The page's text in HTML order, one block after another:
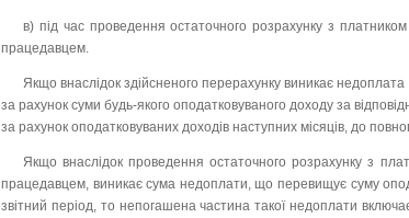
в) під час проведення остаточного розрахунку з
працедавцем.
Якщо внаслідок здійсненого перерахунку виникає
за рахунок суми будь-якого оподатковуваного доходу за
за рахунок оподатковуваних доходів наступних місяців, до
Якщо внаслідок проведення остаточного розрахунку з
працедавцем, виникає сума недоплати, що перевищує суму
звітний період, то непогашена частина такої недоплати